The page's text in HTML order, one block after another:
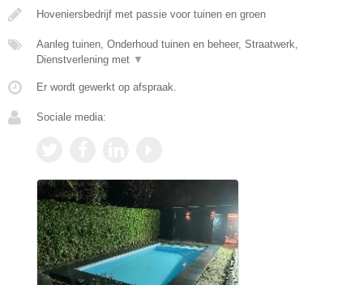
Hoveniersbedrijf met passie voor tuinen en groen
Aanleg tuinen, Onderhoud tuinen en beheer, Straatwerk,
Dienstverlening met ▼
Er wordt gewerkt op afspraak.
Sociale media: